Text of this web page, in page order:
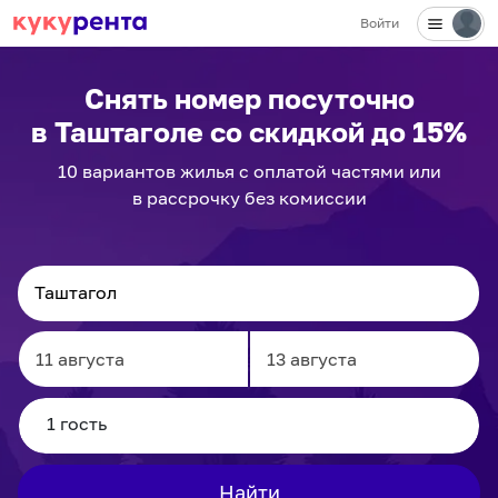
Войти
Снять номер посуточно
в Таштаголе со скидкой до 15%
10 вариантовжилья с оплатой частями или
в рассрочку без комиссии
Navigate
forward
to
interact
Navigate
to
interact
Найти